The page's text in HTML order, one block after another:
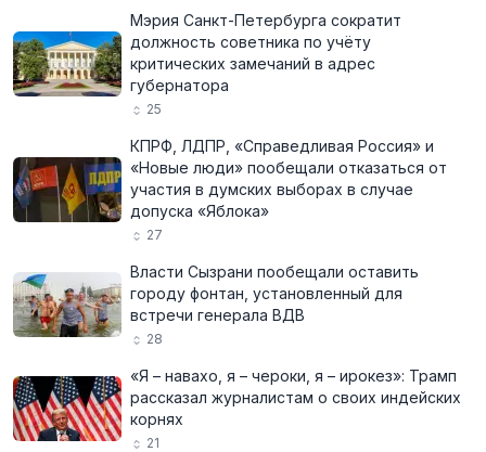
Мэрия Санкт-Петербурга сократит
должность советника по учёту
критических замечаний в адрес
губернатора
25
КПРФ, ЛДПР, «Справедливая Россия» и
«Новые люди» пообещали отказаться от
участия в думских выборах в случае
допуска «Яблока»
27
Власти Сызрани пообещали оставить
городу фонтан, установленный для
встречи генерала ВДВ
28
«Я – навахо, я – чероки, я – ирокез»: Трамп
рассказал журналистам о своих индейских
корнях
21